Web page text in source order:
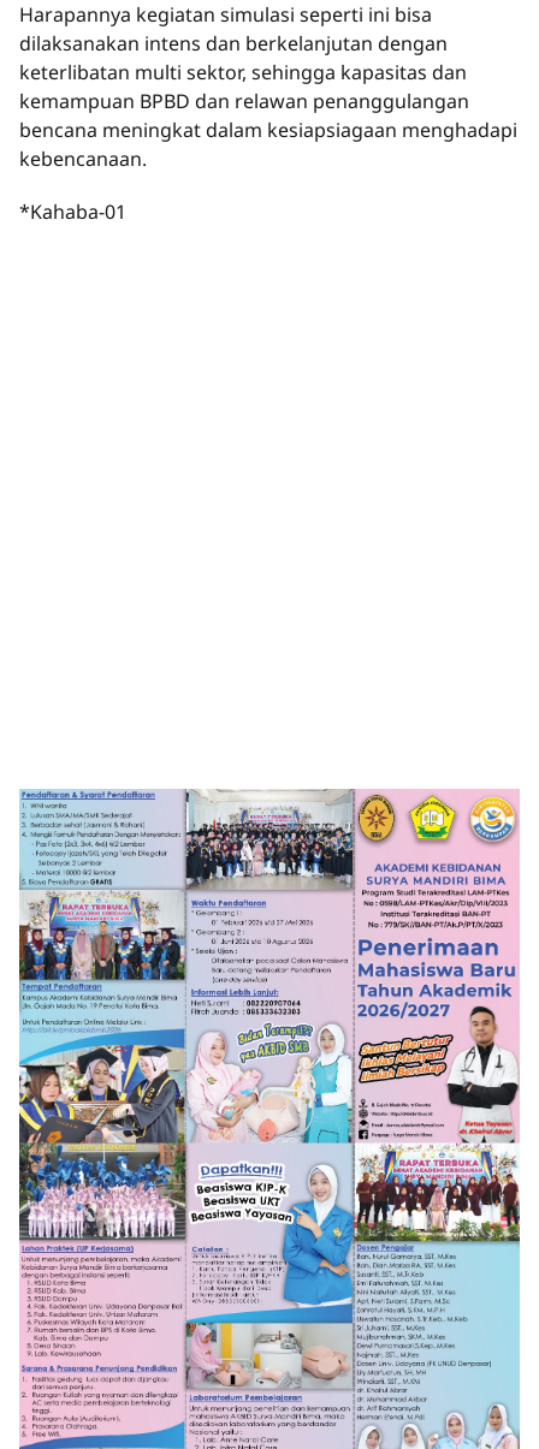
Harapannya kegiatan simulasi seperti ini bisa
dilaksanakan intens dan berkelanjutan dengan
keterlibatan multi sektor, sehingga kapasitas dan
kemampuan BPBD dan relawan penanggulangan
bencana meningkat dalam kesiapsiagaan menghadapi
kebencanaan.
*Kahaba-01